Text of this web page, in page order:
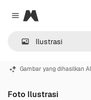
Close menu
Magnific
Gambar yang dihasilkan AI
Foto Ilustrasi